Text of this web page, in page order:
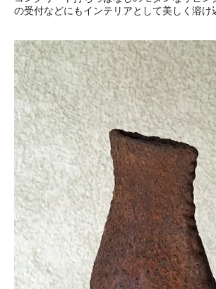
の受付などにもインテリアとして美しく溶け